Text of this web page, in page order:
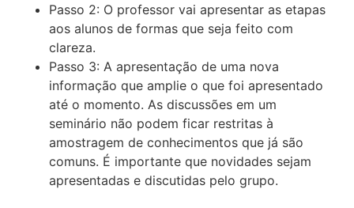
Passo 2: O professor vai apresentar as etapas
aos alunos de formas que seja feito com
clareza.
Passo 3: A apresentação de uma nova
informação que amplie o que foi apresentado
até o momento. As discussões em um
seminário não podem ficar restritas à
amostragem de conhecimentos que já são
comuns. É importante que novidades sejam
apresentadas e discutidas pelo grupo.